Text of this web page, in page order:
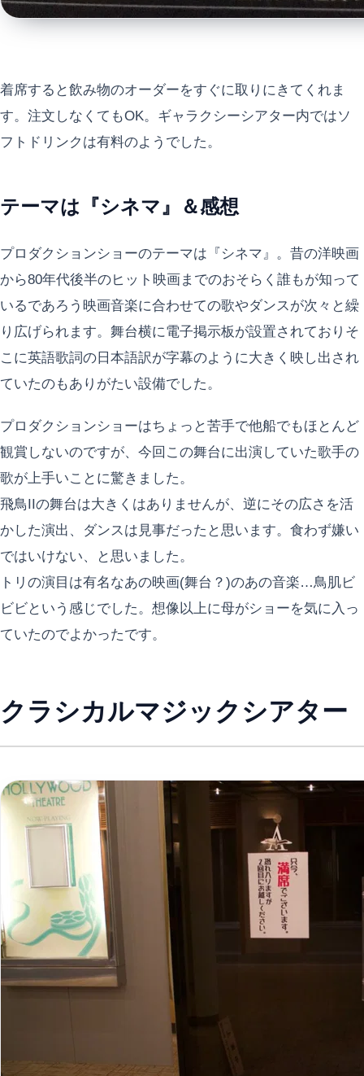
着席すると飲み物のオーダーをすぐに取りにきてくれま
す。注文しなくてもOK。ギャラクシーシアター内ではソ
フトドリンクは有料のようでした。
テーマは『シネマ』＆感想
プロダクションショーのテーマは『シネマ』。昔の洋映画
から80年代後半のヒット映画までのおそらく誰もが知って
いるであろう映画音楽に合わせての歌やダンスが次々と繰
り広げられます。舞台横に電子掲示板が設置されておりそ
こに英語歌詞の日本語訳が字幕のように大きく映し出され
ていたのもありがたい設備でした。
プロダクションショーはちょっと苦手で他船でもほとんど
観賞しないのですが、今回この舞台に出演していた歌手の
歌が上手いことに驚きました。
飛鳥IIの舞台は大きくはありませんが、逆にその広さを活
かした演出、ダンスは見事だったと思います。食わず嫌い
ではいけない、と思いました。
トリの演目は有名なあの映画(舞台？)のあの音楽…鳥肌ビ
ビビという感じでした。想像以上に母がショーを気に入っ
ていたのでよかったです。
クラシカルマジックシアター